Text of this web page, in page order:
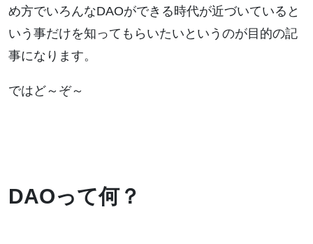
め方でいろんなDAOができる時代が近づいていると
いう事だけを知ってもらいたいというのが目的の記
事になります。
ではど～ぞ～
DAOって何？